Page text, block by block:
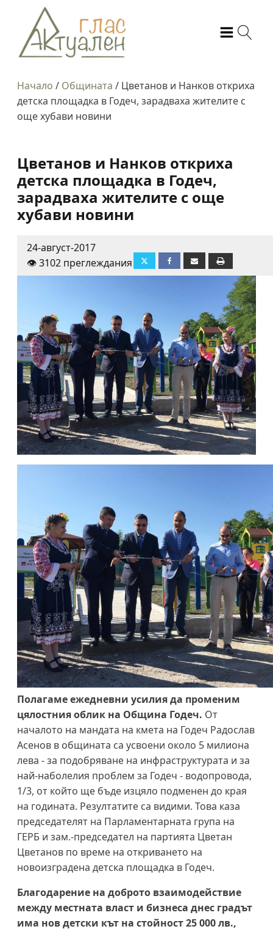
Начало / Общината / Цветанов и Нанков откриха
детска площадка в Годеч, зарадваха жителите с
още хубави новини
Цветанов и Нанков откриха
детска площадка в Годеч,
зарадваха жителите с още
хубави новини
24-август-2017
👁️ 3102 преглеждания
Полагаме ежедневни усилия да променим
цялостния облик на Община Годеч. От
началото на мандата на кмета на Годеч Радослав
Асенов в общината са усвоени около 5 милиона
лева - за подобряване на инфраструктурата и за
най-наболелия проблем за Годеч - водопровода,
1/3, от който ще бъде изцяло подменен до края
на годината. Резултатите са видими. Това каза
председателят на Парламентарната група на
ГЕРБ и зам.-председател на партията Цветан
Цветанов по време на откриването на
новоизградена детска площадка в Годеч.
Благодарение на доброто взаимодействие
между местната власт и бизнеса днес градът
има нов детски кът на стойност 25 000 лв.,